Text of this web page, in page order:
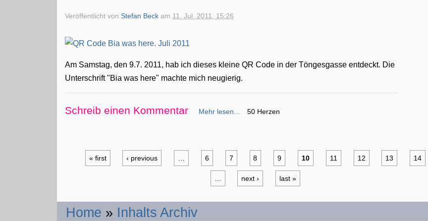
Veröffentlicht vonStefan Beck am 11. Jul. 2011, 15:26
Am Samstag, den 9.7. 2011, hab ich dieses kleine QR Code in der Töngesgasse entdeckt. Die
Unterschrift "Bia was here" machte mich neugierig.
Schreib einen Kommentar Mehr lesen... 50 Herzen
« first ‹ previous 6 7 8 9 10 11 12 13 14
next › last »
Home » Inhalts Archiv